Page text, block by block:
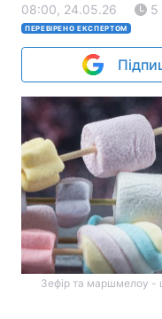
08:00, 24.05.26 5
ПЕРЕВІРЕНО ЕКСПЕРТОМ
Зефір та маршмелоу -